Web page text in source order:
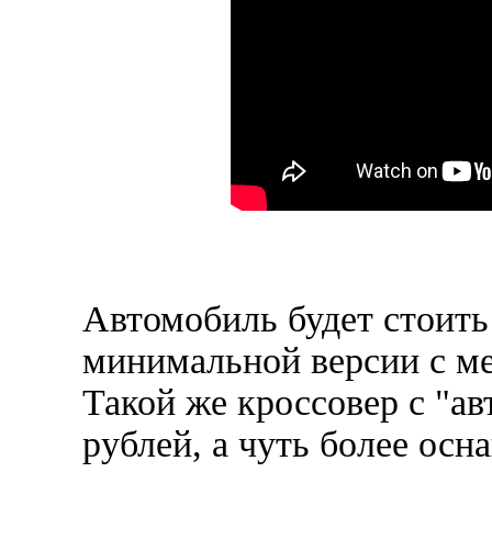
Автомобиль будет
минимальной версии с
Такой же кроссовер с
рублей, а чуть более